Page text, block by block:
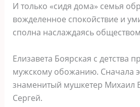
И только «сидя дома» семья
вожделенное спокойствие и
сполна наслаждаясь
Елизавета Боярская с детства
мужскому обожанию. Сначала
знаменитый мушкетер Михаил
Сергей.